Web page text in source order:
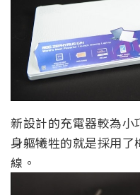
新設計的充電器較為小
身軀犧牲的就是採用
線。